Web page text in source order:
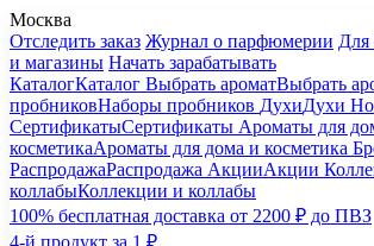
Москва
Отследить заказ Журнал о парфюмерии Для
и магазины Начать зарабатывать
КаталогКаталог Выбрать ароматВыбрать
пробниковНаборы пробников ДухиДухи
СертификатыСертификаты Ароматы для
косметикаАроматы для дома и косметика
РаспродажаРаспродажа АкцииАкции
коллабыКоллекции и коллабы
100% бесплатная доставка от 2200 ₽ до ПВЗ
4-й продукт за 1 ₽